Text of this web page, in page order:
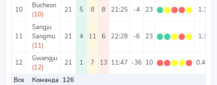
10
Bucheon
(10)
21 5 8 8 21:25 -4 23 ⬤⬤⬤⬤⬤ 1.1
11
Sangju
Sangmu
(11)
21 4 11 6 22:28 -6 23 ⬤⬤⬤⬤⬤ 1.1
12
Gwangju
(12)
21 1 7 13 11:47 -36 10 ⬤⬤⬤⬤⬤ 0.48
Все
Команда 126